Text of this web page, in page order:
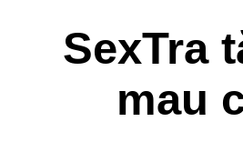
SexTra
mau